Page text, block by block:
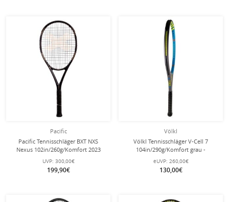
Pacific
Pacific Tennisschläger BXT NXS
Nexus 102in/260g/Komfort 2023
UVP: 300,00€
199,90€
Völkl
Völkl Tennisschläger V-Cell 7
104in/290g/Komfort grau -
eUVP: 260,00€
130,00€